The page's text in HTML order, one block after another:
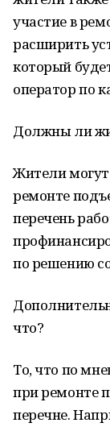
участие в
расширить
который
оператор по
Должны ли
Жители могут
ремонте
перечень
по решению
что?
То, что по
при ремонте
перечне.